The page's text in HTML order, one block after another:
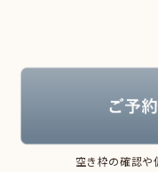
空き枠の確認や